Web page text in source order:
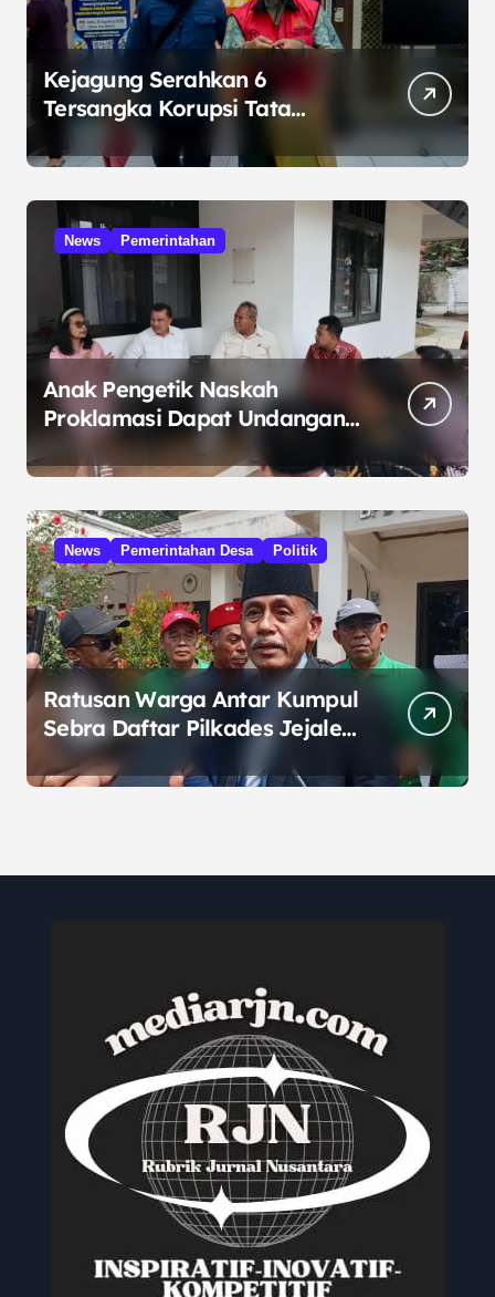
Kejagung Serahkan 6
Tersangka Korupsi Tata
Kelola Minyak ke Penuntut
Umum
News Pemerintahan
Anak Pengetik Naskah
Proklamasi Dapat Undangan
HUT RI dari Presiden
Prabowo
News Pemerintahan Desa Politik
Ratusan Warga Antar Kumpul
Sebra Daftar Pilkades Jejalen
Jaya, Serukan Pemilu Damai